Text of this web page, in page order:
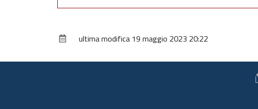
ultima modifica 19 maggio 2023 20:22